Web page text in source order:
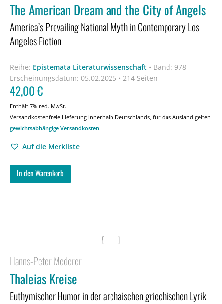
The American Dream and the City of Angels
America’s Prevailing National Myth in Contemporary Los
Angeles Fiction
Reihe: Epistemata Literaturwissenschaft • Band: 978
Erscheinungsdatum: 05.02.2025 • 214 Seiten
42,00€
Enthält 7% red. MwSt.
Versandkostenfreie Lieferung innerhalb Deutschlands, für das Ausland gelten
gewichtsabhängige Versandkosten.
Auf die Merkliste
In den Warenkorb
Hanns-Peter Mederer
Thaleias Kreise
Euthymischer Humor in der archaischen griechischen Lyrik